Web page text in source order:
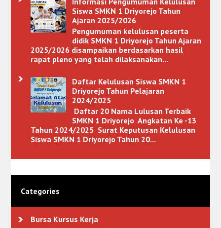
Siswa SMKN 1 Driyorejo Tahun
Ajaran 2025/2026
Pengumuman kelulusan peserta
didik SMKN 1 Driyorejo Tahun Ajaran
2025/2026 disampaikan berdasarkan hasil
rapat pleno yang telah dilaksanakan...
Daftar Kelulusan Siswa SMKN 1
Driyorejo Tahun Pelajaran
2024/2025
Daftar 20 Nama Lulusan Terbaik
SMKN 1 Driyorejo Angkatan Ke -13
Tahun 2024/2025 Surat Keputusan Kelulusan
Siswa SMKN 1 Driyorejo Tahun 20...
Categories
Bursa Kursus Kerja